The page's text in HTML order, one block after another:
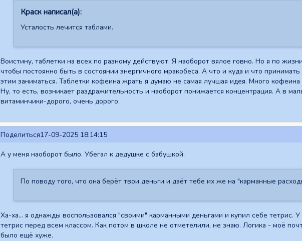
Краск написал(а):
Усталость лечится таблами.
Воистину, таблетки на всех по разному действуют. Я наоборот вялое говно. Но я по
чтобы постоянно быть в состоянии энергичного мракобеса. А что и куда и что
этим заниматься. Таблетки кофеина жрать я думаю не самая лучшая идея. Много
Ну, то есть, возникает раздражительность и наоборот понижается концентрация. А в
витаминчики-дорого, очень дорого.
Поделиться17-09-2025 18:14:15
А у меня наоборот было. Убегал к дедушке с бабушкой.
По поводу того, что она берёт твои деньги и даёт тебе их же на "карманные
Ха-ха... я однажды воспользовался "своими" карманными деньгами и купил себе тетрис.
тетрис перед всем классом. Как потом в школе не отметелили, не знаю. Логика - моё
было ещё хуже.